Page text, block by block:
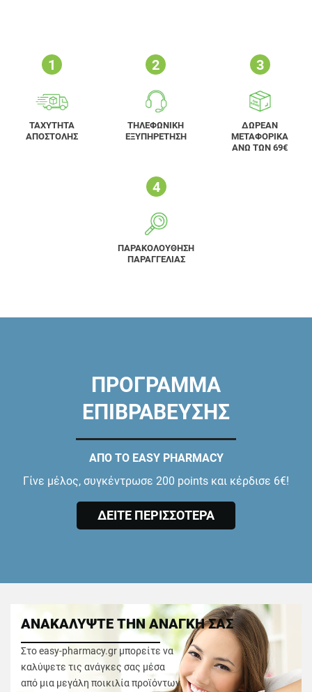
ΤΑΧΥΤΗΤΑ
ΑΠΟΣΤΟΛΗΣ
ΤΗΛΕΦΩΝΙΚΗ
ΕΞΥΠΗΡΕΤΗΣΗ
ΔΩΡΕΑΝ
ΜΕΤΑΦΟΡΙΚΑ
ΑΝΩ ΤΩΝ 69€
ΠΑΡΑΚΟΛΟΥΘΗΣΗ
ΠΑΡΑΓΓΕΛΙΑΣ
ΠΡΟΓΡΑΜΜΑ
ΕΠΙΒΡΑΒΕΥΣΗΣ
ΑΠΟ ΤΟ EASY PHARMACY
Γίνε μέλος, συγκέντρωσε 200 points και κέρδισε 6€!
ΔΕΙΤΕ ΠΕΡΙΣΣΟΤΕΡΑ
ΑΝΑΚΑΛΥΨΤΕ ΤΗΝ ΑΝΑΓΚΗ ΣΑΣ
Στο easy-pharmacy.gr μπορείτε να
καλύψετε τις ανάγκες σας μέσα
από μια μεγάλη ποικιλία προϊόντων